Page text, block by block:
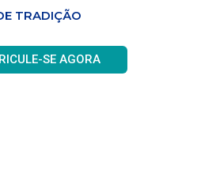
TRADIÇÃO
SE AGORA